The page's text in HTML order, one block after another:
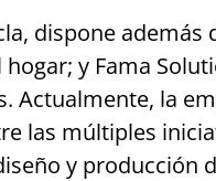
dispone además
y Fama
Actualmente, la
las múltiples
y producción